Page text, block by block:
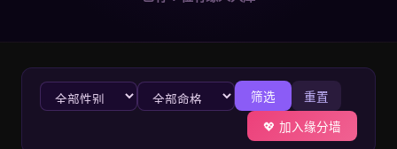
案例
筛选 重置
💖 加入缘分墙